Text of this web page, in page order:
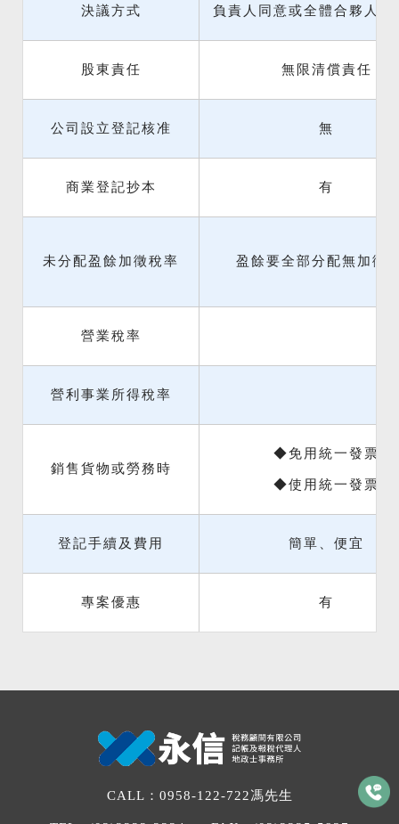
決議方式 負責人同意或全體合夥人全
股東責任 無限清償責任
公司設立登記核准 無
商業登記抄本 有
未分配盈餘加徵稅率 盈餘要全部分配無加徵
營業稅率
營利事業所得稅率
銷售貨物或勞務時
◆免用統一發票
◆使用統一發票
登記手續及費用 簡單、便宜
專案優惠 有
CALL： 0958-122-722馮先生